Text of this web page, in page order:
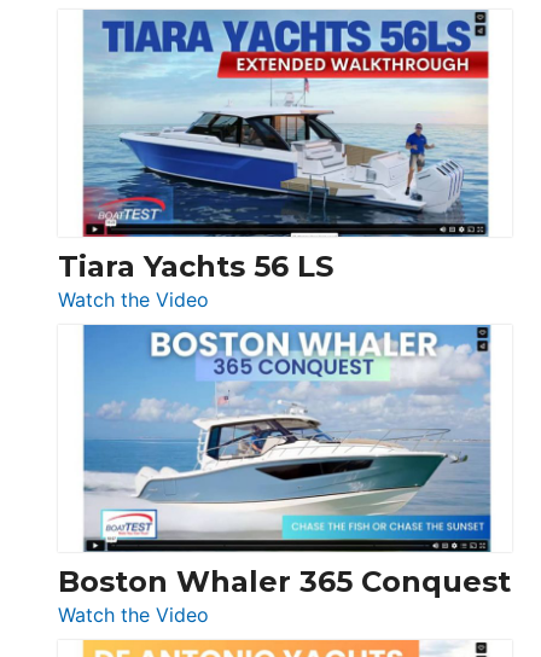
Princess
F58
Flybridge
at
Boot
Düsseldorf
Schaefer
V33
SF
Tiara Yachts 56 LS
Watch the Video
Tiara
Yachts
56
LS
Boston Whaler 365 Conquest
Watch the Video
Boston